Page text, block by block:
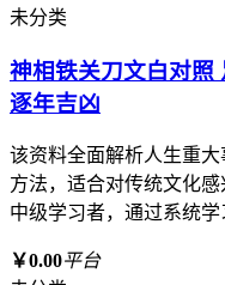
未分类
神相铁关刀文白对照
逐年吉凶
该资料全面解析人生重
方法，适合对传统文化
中级学习者，通过系统
￥0.00平台